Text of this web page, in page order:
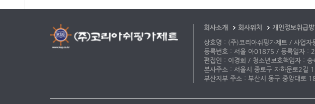
회사소개 회사위치 개인정보취급
상호명 : (주)코리아쉬핑가제트 / 사업
등록번호 : 서울 아01875 / 등록일자 :
편집인 : 이경희 / 청소년보호책임자 :
본사주소 : 서울시 종로구 자하문로2
부산지부 주소 : 부산시 동구 중앙대